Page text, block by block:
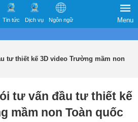
Tin tức Dịch vụ Ngôn ngữ Menu
tư thiết kế 3D video Trường mầm non
tư vấn đầu tư thiết kế
mầm non Toàn quốc